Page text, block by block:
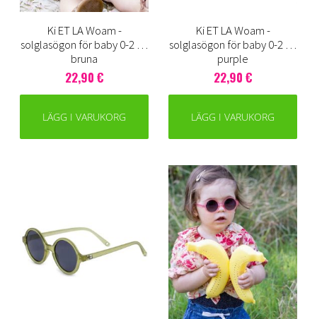
Ki ET LA Woam -
solglasögon för baby 0-2 år,
bruna
22,90 €
LÄGG I VARUKORG
Ki ET LA Woam -
solglasögon för baby 0-2 år,
purple
22,90 €
LÄGG I VARUKORG